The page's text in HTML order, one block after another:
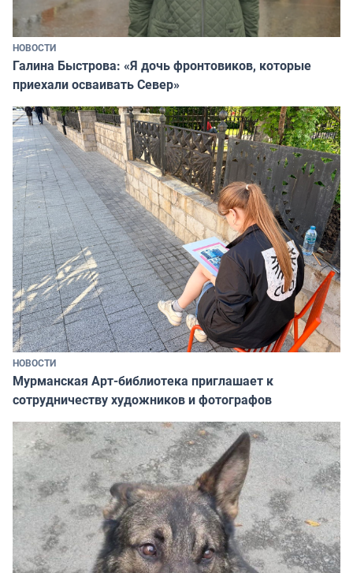
НОВОСТИ
Галина Быстрова: «Я дочь фронтовиков, которые
приехали осваивать Север»
НОВОСТИ
Мурманская Арт-библиотека приглашает к
сотрудничеству художников и фотографов